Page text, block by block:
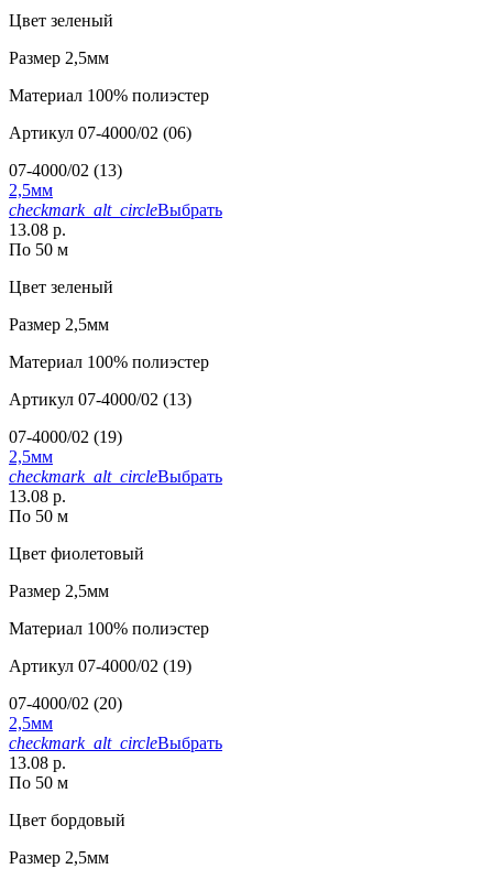
Цвет зеленый
Размер 2,5мм
Материал 100% полиэстер
Артикул 07-4000/02 (06)
07-4000/02 (13)
2,5мм
checkmark_alt_circleВыбрать
13.08 р.
По 50 м
Цвет зеленый
Размер 2,5мм
Материал 100% полиэстер
Артикул 07-4000/02 (13)
07-4000/02 (19)
2,5мм
checkmark_alt_circleВыбрать
13.08 р.
По 50 м
Цвет фиолетовый
Размер 2,5мм
Материал 100% полиэстер
Артикул 07-4000/02 (19)
07-4000/02 (20)
2,5мм
checkmark_alt_circleВыбрать
13.08 р.
По 50 м
Цвет бордовый
Размер 2,5мм